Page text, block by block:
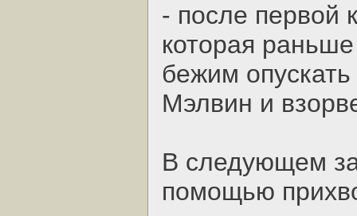
- после первой
которая
бежим
Мэлвин и
В следующем
помощью